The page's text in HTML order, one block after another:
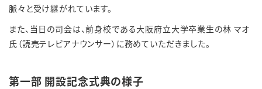
脈々と受け継がれています。
また、当日の司会は、前身校である大阪府立大学卒業生の林 マオ
氏（読売テレビアナウンサー）に務めていただきました。
第一部 開設記念式典の様子